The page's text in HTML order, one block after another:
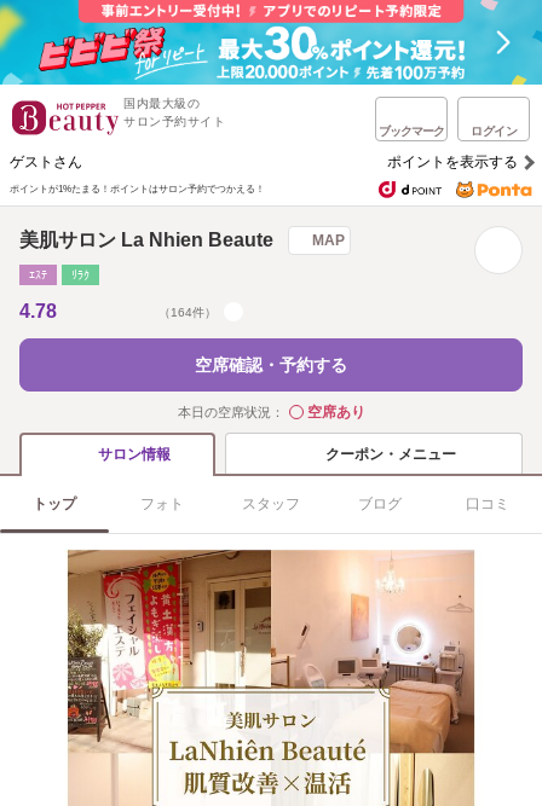
国内最大級の
サロン予約サイト
ブックマーク ログイン
ゲストさん ポイントを表示する
ポイントが1%たまる！ ポイントはサロン予約でつかえる！
美肌サロン La Nhien Beaute MAP
ｴｽﾃ ﾘﾗｸ
4.78 （164件）
空席確認・予約する
本日の空席状況： ◯空席あり
サロン情報 クーポン・メニュー
トップ フォト スタッフ ブログ 口コミ